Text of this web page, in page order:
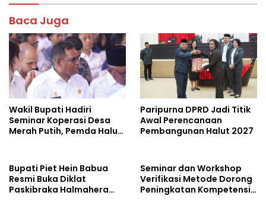
o
o
k
p
p
Baca Juga
Wakil Bupati Hadiri
Seminar Koperasi Desa
Merah Putih, Pemda Halut
Paripurna DPRD Jadi Titik
Awal Perencanaan
Pembangunan Halut 2027
Bupati Piet Hein Babua
Resmi Buka Diklat
Paskibraka Halmahera
Seminar dan Workshop
Verifikasi Metode Dorong
Peningkatan Kompetensi